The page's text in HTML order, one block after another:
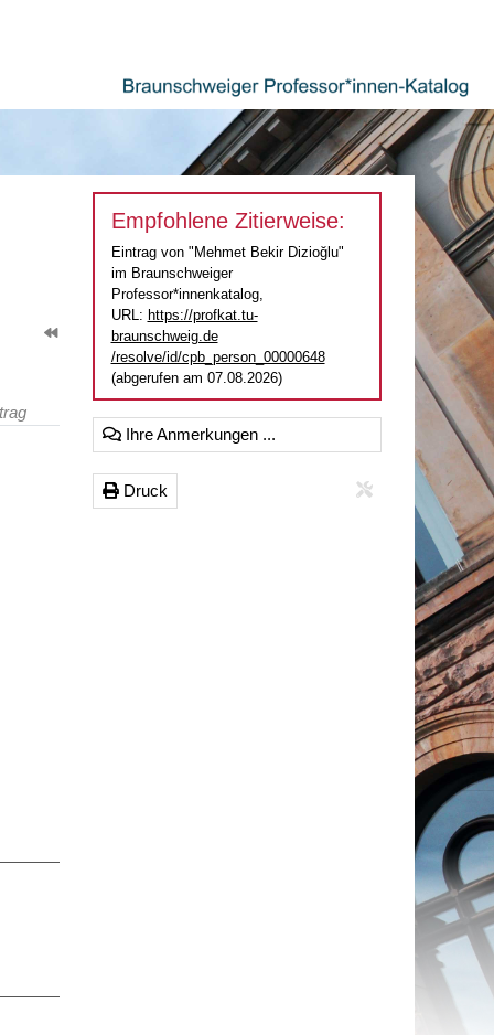
Empfohlene Zitierweise:
Eintrag von "Mehmet Bekir Dizioğlu"
im Braunschweiger
Professor*innenkatalog,
URL: https://profkat.tu-
braunschweig.de
/resolve/id/cpb_person_00000648
(abgerufen am 07.08.2026)
Ihre Anmerkungen ...
Druck